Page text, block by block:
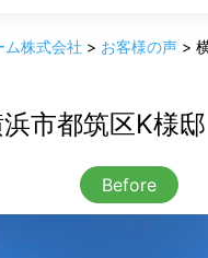
ム株式会社 > お客様の声 >
浜市都筑区K様
Before